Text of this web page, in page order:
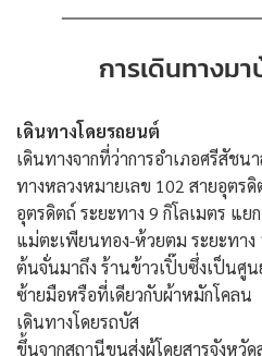
การเดินทางม
เดินทางโดยรถยนต์
เดินทางจากที่ว่าการอำเภอศรีสัชน
ทางหลวงหมายเลข 102 สายอุตร
อุตรดิตถ์ ระยะทาง 9 กิโลเมตร แ
แม่ตะเพียนทอง-ห้วยตม ระยะทาง
ต้นจั่นมาถึง ร้านข้าวเปิ๊บซึ่งเป็นศูน
ซ้ายมือหรือที่เดียวกับผ้าหมักโคลน
เดินทางโดยรถบัส
ขึ้นจากสถานีขนส่งผู้โดยสารจังหวั